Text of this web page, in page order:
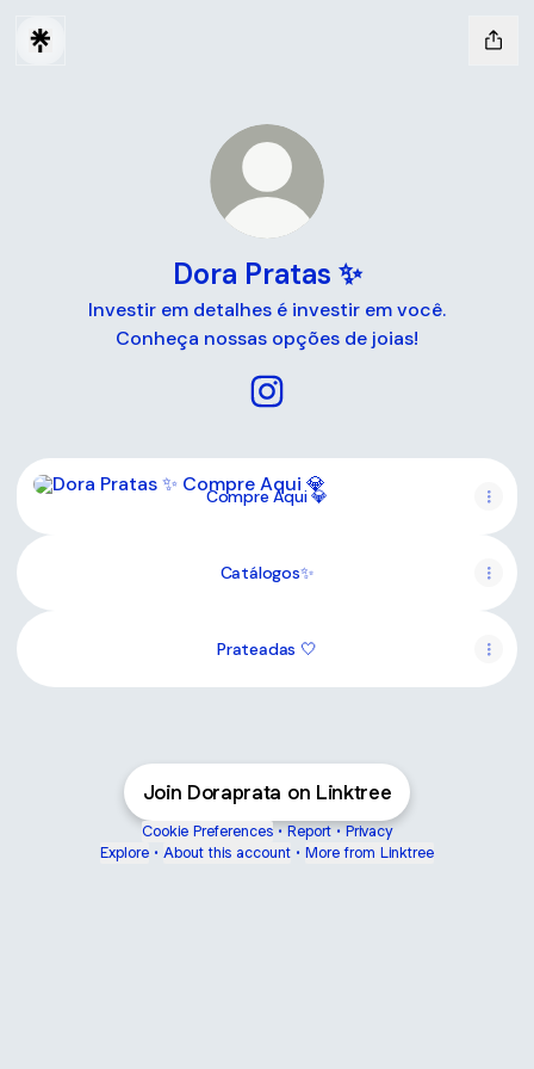
Dora Pratas ✨
Investir em detalhes é investir em você.
Conheça nossas opções de joias!
Compre Aqui 💎
Compre Aqui 💎
Catálogos✨
Prateadas 🤍
Join Doraprata on Linktree
Cookie Preferences • Report • Privacy
Explore • About this account • More from Linktree